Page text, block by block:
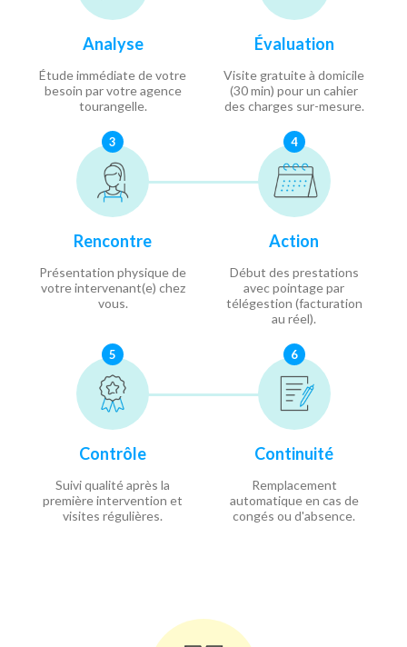
Analyse
Étude immédiate de votre
besoin par votre agence
tourangelle.
Évaluation
Visite gratuite à domicile
(30 min) pour un cahier
des charges sur-mesure.
3
Rencontre
Présentation physique de
votre intervenant(e) chez
vous.
4
Action
Début des prestations
avec pointage par
télégestion (facturation
au réel).
5
Contrôle
Suivi qualité après la
première intervention et
visites régulières.
6
Continuité
Remplacement
automatique en cas de
congés ou d'absence.